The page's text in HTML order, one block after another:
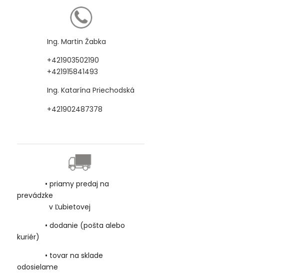
Ing. Martin Žabka
+421903502190
+421915841493
Ing. Katarína Priechodská
+421902487378
• priamy predaj na
prevádzke
v Ľubietovej
• dodanie (pošta alebo
kuriér)
• tovar na sklade
odosielame